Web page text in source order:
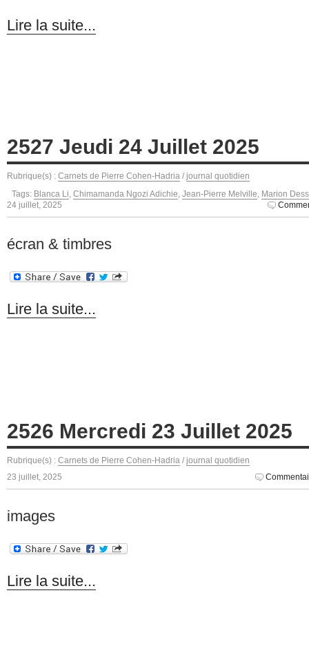
Lire la suite...
2527 Jeudi 24 Juillet 2025
Rubrique(s) : Carnets de Pierre Cohen-Hadria / journal quotidien
Tags: Blanca Li, Chimamanda Ngozi Adichie, Jean-Pierre Melville, Marion
24 juillet, 2025
écran & timbres
Lire la suite...
2526 Mercredi 23 Juillet 2025
Rubrique(s) : Carnets de Pierre Cohen-Hadria / journal quotidien
23 juillet, 2025
images
Lire la suite...